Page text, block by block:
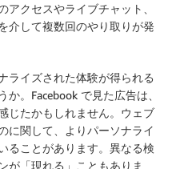
アクセスやライブチャット、
介して複数回のやり取りが発
ライズされた体験が得られる
。Facebook で見た広告は、
じたかもしれません。ウェブ
に関して、よりパーソナライ
ることがあります。異なる検
が「現れる」こともありま